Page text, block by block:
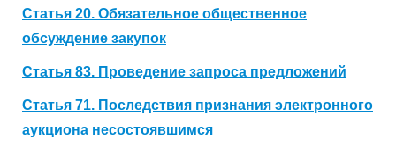
Статья 20. Обязательное общественное
обсуждение закупок
Статья 83. Проведение запроса предложений
Статья 71. Последствия признания электронного
аукциона несостоявшимся